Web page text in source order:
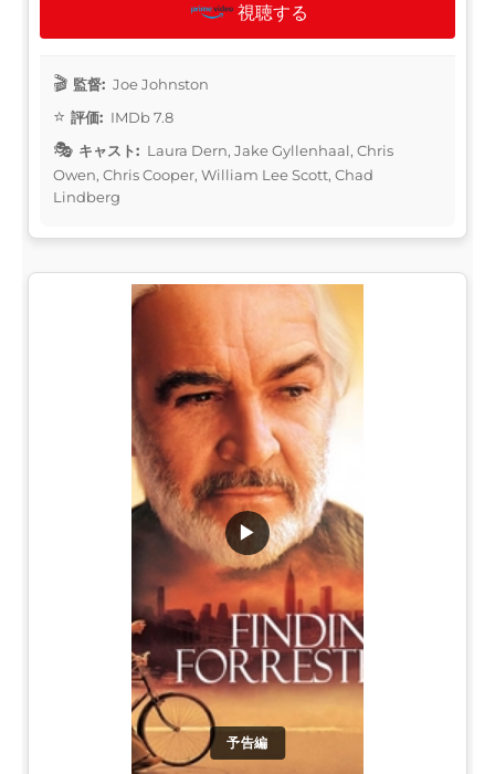
視聴する
監督: Joe Johnston
評価: IMDb 7.8
キャスト: Laura Dern, Jake Gyllenhaal, Chris
Owen, Chris Cooper, William Lee Scott, Chad
Lindberg
予告編
▶